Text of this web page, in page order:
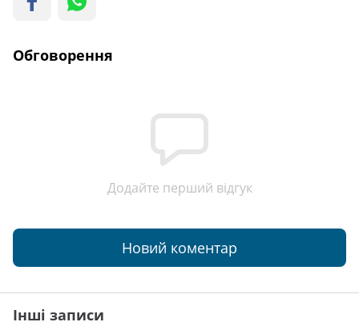
Обговорення
Додайте перший відгук
Новий коментар
Інші записи